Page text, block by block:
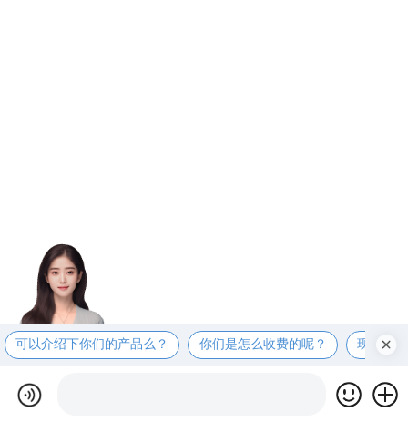
可以介绍下你们的产品么？ 你们是怎么收费的呢？ 现在有